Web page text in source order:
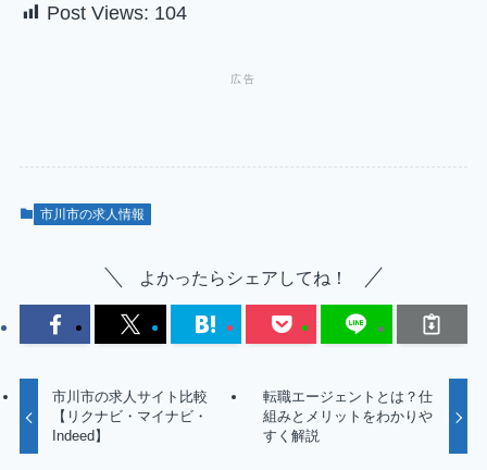
Post Views: 104
市川市の求人情報
よかったらシェアしてね！
市川市の求人サイト比較
【リクナビ・マイナビ・
Indeed】
転職エージェントとは？仕
組みとメリットをわかりや
すく解説